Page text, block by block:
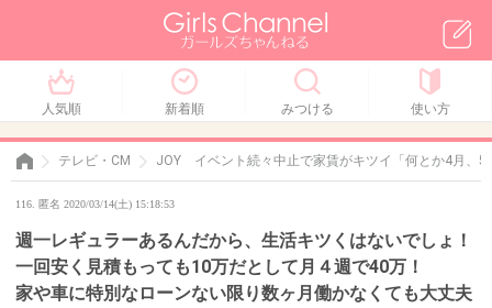
人気順 新着順 みつける 使い方
テレビ・CM JOY イベント続々中止で家賃がキツイ「何とか4月、5
116. 匿名 2020/03/14(土) 15:18:53
週一レギュラーあるんだから、生活キツくはないでしょ！
一回安く見積もっても10万だとして月４週で40万！
家や車に特別なローンない限り数ヶ月働かなくても大丈夫